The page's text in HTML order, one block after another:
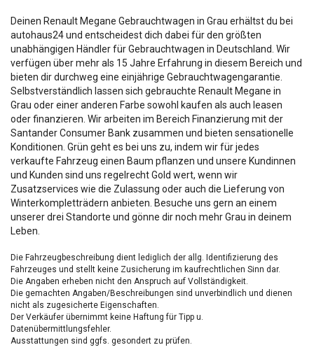
Deinen Renault Megane Gebrauchtwagen in Grau erhältst du bei
autohaus24 und entscheidest dich dabei für den größten
unabhängigen Händler für Gebrauchtwagen in Deutschland. Wir
verfügen über mehr als 15 Jahre Erfahrung in diesem Bereich und
bieten dir durchweg eine einjährige Gebrauchtwagengarantie.
Selbstverständlich lassen sich gebrauchte Renault Megane in
Grau oder einer anderen Farbe sowohl kaufen als auch leasen
oder finanzieren. Wir arbeiten im Bereich Finanzierung mit der
Santander Consumer Bank zusammen und bieten sensationelle
Konditionen. Grün geht es bei uns zu, indem wir für jedes
verkaufte Fahrzeug einen Baum pflanzen und unsere Kundinnen
und Kunden sind uns regelrecht Gold wert, wenn wir
Zusatzservices wie die Zulassung oder auch die Lieferung von
Winterkompletträdern anbieten. Besuche uns gern an einem
unserer drei Standorte und gönne dir noch mehr Grau in deinem
Leben.
Die Fahrzeugbeschreibung dient lediglich der allg. Identifizierung des
Fahrzeuges und stellt keine Zusicherung im kaufrechtlichen Sinn dar.
Die Angaben erheben nicht den Anspruch auf Vollständigkeit.
Die gemachten Angaben/Beschreibungen sind unverbindlich und dienen
nicht als zugesicherte Eigenschaften.
Der Verkäufer übernimmt keine Haftung für Tipp u.
Datenübermittlungsfehler.
Ausstattungen sind ggfs. gesondert zu prüfen.